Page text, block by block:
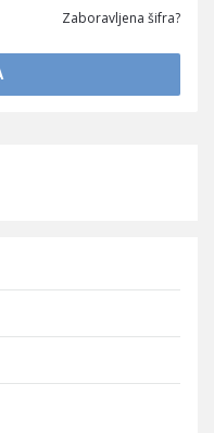
Zaboravljena šifra?